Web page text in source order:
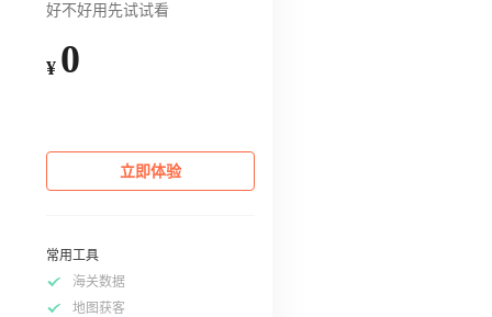
好不好用先试试看
¥ 0
立即体验
常用工具
海关数据
地图获客